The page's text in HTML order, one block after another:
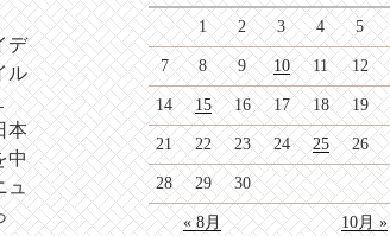
デ
ル
本
中
ュ
1 2 3 4 5
7 8 9 10 11 12
14 15 16 17 18 19
21 22 23 24 25 26
28 29 30
« 8月 10月 »